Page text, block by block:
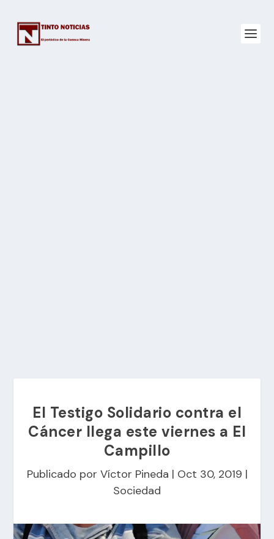
El Testigo Solidario contra el
Cáncer llega este viernes a El
Campillo
Publicado por Víctor Pineda | Oct 30, 2019 |
Sociedad